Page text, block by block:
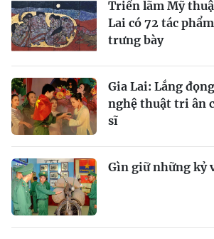
Triển lãm Mỹ
Lai có 72 tác
trưng bày
Gia Lai: Lắng
nghệ thuật tri ân
sĩ
Gìn giữ những kỷ